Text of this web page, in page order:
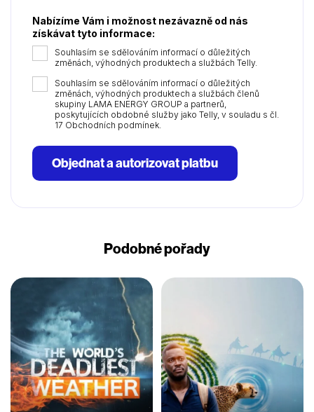
Nabízíme Vám i možnost nezávazně od nás
získávat tyto informace:
Souhlasím se sdělováním informací o důležitých
změnách, výhodných produktech a službách Telly.
Souhlasím se sdělováním informací o důležitých
změnách, výhodných produktech a službách členů
skupiny LAMA ENERGY GROUP a partnerů,
poskytujících obdobné služby jako Telly, v souladu s čl.
17 Obchodních podmínek.
Objednat a autorizovat platbu
Podobné pořady